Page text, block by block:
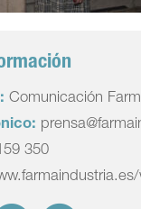
Comunicación
350